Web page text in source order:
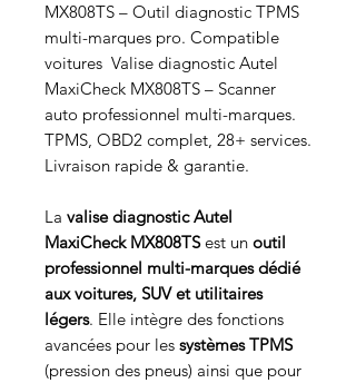
MX808TS – Outil diagnostic TPMS
multi-marques pro. Compatible
voitures Valise diagnostic Autel
MaxiCheck MX808TS – Scanner
auto professionnel multi-marques.
TPMS, OBD2 complet, 28+ services.
Livraison rapide & garantie.
La valise diagnostic Autel
MaxiCheck MX808TSest un outil
professionnel multi-marques dédié
aux voitures, SUV et utilitaires
légers. Elle intègre des fonctions
avancées pour les systèmes TPMS
(pression des pneus) ainsi que pour